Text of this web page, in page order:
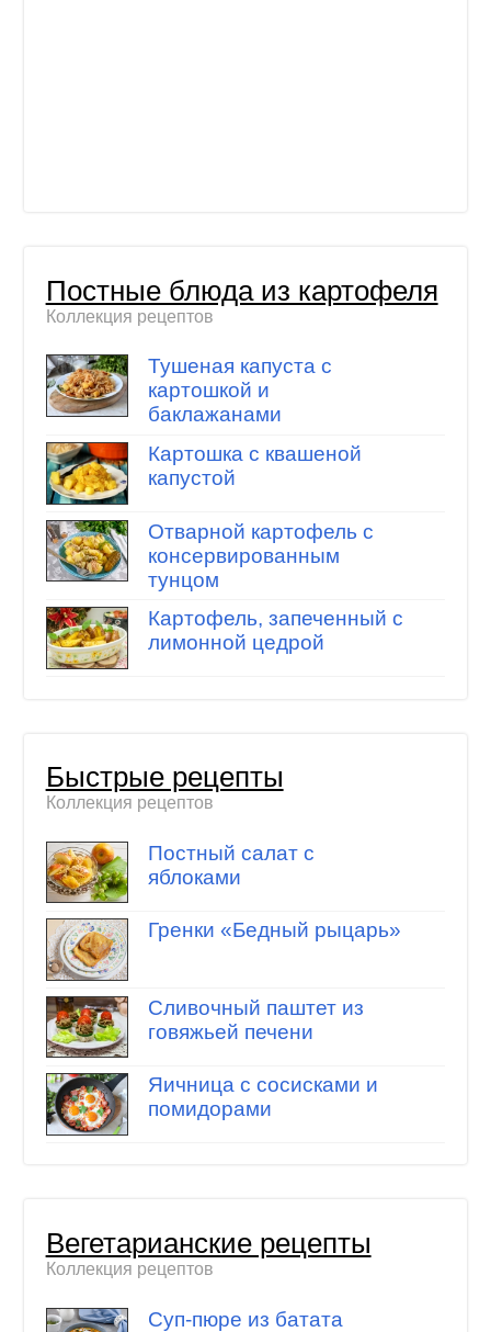
Постные блюда из картофеля
Коллекция рецептов
Тушеная капуста с
картошкой и
баклажанами
Картошка с квашеной
капустой
Отварной картофель с
консервированным
тунцом
Картофель, запеченный с
лимонной цедрой
Быстрые рецепты
Коллекция рецептов
Постный салат с
яблоками
Гренки «Бедный рыцарь»
Сливочный паштет из
говяжьей печени
Яичница с сосисками и
помидорами
Вегетарианские рецепты
Коллекция рецептов
Суп-пюре из батата